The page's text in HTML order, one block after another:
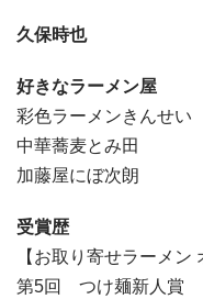
久保時也
好きなラーメン屋
彩色ラーメンきんせ
中華蕎麦とみ田
加藤屋にぼ次朗
受賞歴
【お取り寄せラーメン
第5回 つけ麺新人賞